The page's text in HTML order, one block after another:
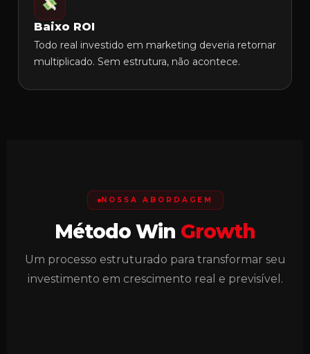
Baixo ROI
Todo real investido em marketing deveria retornar
multiplicado. Sem estrutura, não acontece.
NOSSA ABORDAGEM
Método Win Growth
Um processo estruturado para transformar seu
investimento em crescimento real e previsível.